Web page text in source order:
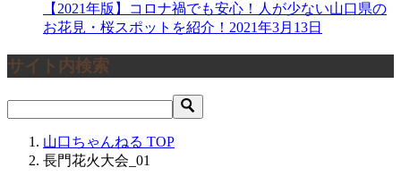
【2021年版】コロナ禍でも安心！人が少ない山口県の
お花見・桜スポットを紹介！ 2021年3月13日
サイト内検索
山口ちゃんねる TOP
長門花火大会_01